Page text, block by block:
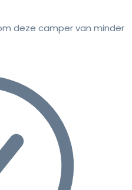
deze camper van minder